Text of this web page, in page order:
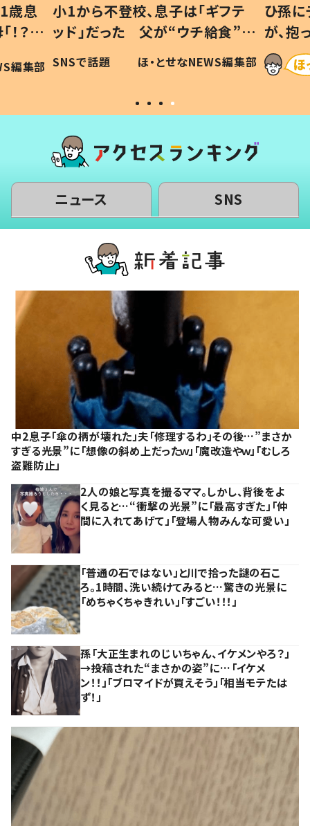
歳息
？」
編集部
小1から不登校、息子は「ギフテ
ッド」だった 父が“ウチ給食”を
作り続ける理由とは #令和の親
#令和の子
SNSで話題 ほ・とせなNEWS編集部
ひ孫
が、
「涙が
い」
ニュース SNS
中2息子「傘の柄が壊れた」夫「修理するわ」その後…”まさか
すぎる光景”に「想像の斜め上だったｗ」「魔改造やｗ」「むしろ
盗難防止」
2人の娘と写真を撮るママ。しかし、背後をよ
く見ると…“衝撃の光景”に「最高すぎた」「仲
間に入れてあげて」「登場人物みんな可愛い」
「普通の石ではない」と川で拾った謎の石こ
ろ。1時間、洗い続けてみると…驚きの光景に
「めちゃくちゃきれい」「すごい！！！」
孫「大正生まれのじいちゃん、イケメンやろ？」
→投稿された“まさかの姿”に…「イケメ
ン！！」「ブロマイドが買えそう」「相当モテたは
ず！」